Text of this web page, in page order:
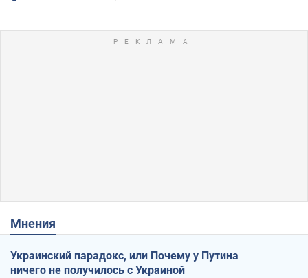
Мнения
Украинский парадокс, или Почему у Путина
ничего не получилось с Украиной